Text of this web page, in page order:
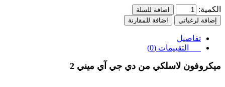
الكمية:
اضافة للسلة
إضافة لرغباتي
اضافة للمقارنة
تفاصيل
التقييمات (0)
ميكروفون لاسلكي من دي جي آي ميني 2